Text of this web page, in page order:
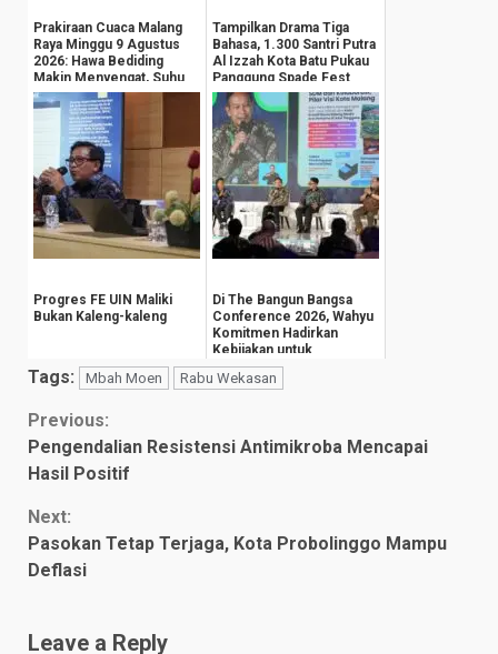
Prakiraan Cuaca Malang
Raya Minggu 9 Agustus
2026: Hawa Bediding
Makin Menyengat, Suhu
Pegunungan An...
Tampilkan Drama Tiga
Bahasa, 1.300 Santri Putra
Al Izzah Kota Batu Pukau
Panggung Spade Fest
Progres FE UIN Maliki
Bukan Kaleng-kaleng
Di The Bangun Bangsa
Conference 2026, Wahyu
Komitmen Hadirkan
Kebijakan untuk
Kesejahteraan
Masyarak...
Tags: Mbah Moen Rabu Wekasan
Continue
Reading
Previous:
Pengendalian Resistensi Antimikroba Mencapai
Hasil Positif
Next:
Pasokan Tetap Terjaga, Kota Probolinggo Mampu
Deflasi
Leave a Reply